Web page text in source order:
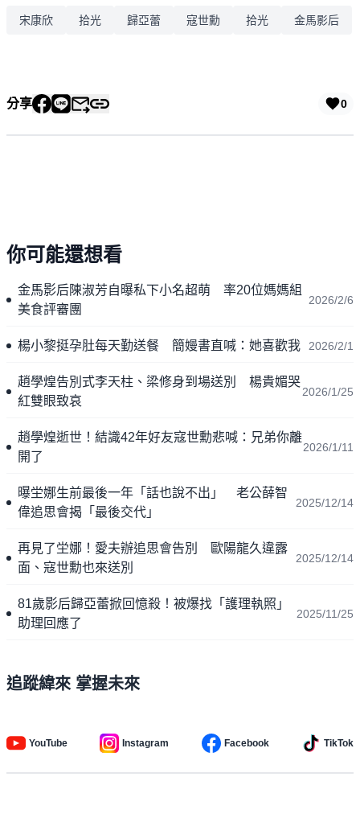
宋康欣 拾光 歸亞蕾 寇世勳 拾光 金馬影后
分享 0
你可能還想看
金馬影后陳淑芳自曝私下小名超萌 率20位媽媽組
美食評審團
2026/2/6
楊小黎挺孕肚每天勤送餐 簡嫚書直喊：她喜歡我 2026/2/1
趙學煌告別式李天柱、梁修身到場送別 楊貴媚哭
紅雙眼致哀
2026/1/25
趙學煌逝世！結識42年好友寇世勳悲喊：兄弟你離
開了
2026/1/11
曝坣娜生前最後一年「話也說不出」 老公薛智
偉追思會揭「最後交代」
2025/12/14
再見了坣娜！愛夫辦追思會告別 歐陽龍久違露
面、寇世勳也來送別
2025/12/14
81歲影后歸亞蕾掀回憶殺！被爆找「護理執照」
助理回應了
2025/11/25
追蹤緯來 掌握未來
YouTube Instagram Facebook TikTok